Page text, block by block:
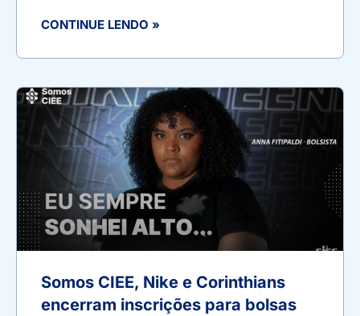
CONTINUE LENDO »
Somos CIEE, Nike e Corinthians
encerram inscrições para bolsas